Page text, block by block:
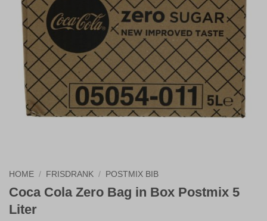
HOME / FRISDRANK / POSTMIX BIB
Coca Cola Zero Bag in Box Postmix 5
Liter